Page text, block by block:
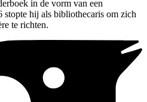
in de vorm van een
hij als bibliothecaris om zich
te richten.